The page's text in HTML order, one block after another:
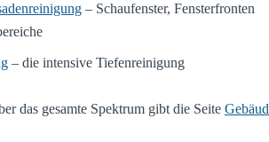
– Schaufenster, Fensterfronten
– die intensive Tiefenreinigung
das gesamte Spektrum gibt die Seite